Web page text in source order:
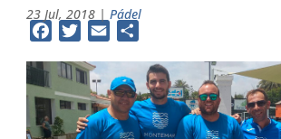
23 Jul, 2018 |Pádel
FacebookTwitterEmail